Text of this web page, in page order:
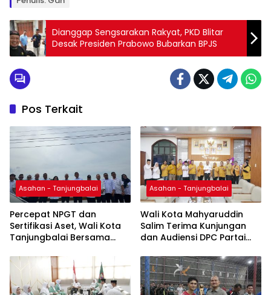
Dianggap Sengsarakan Rakyat, PKD Blitar
Desak Presiden Prabowo Bubarkan BPJS
Pos Terkait
Asahan - Tanjungbalai
Percepat NPGT dan
Sertifikasi Aset, Wali Kota
Tanjungbalai Bersama
Tinjau Pulau Milik Pemko
Asahan - Tanjungbalai
Wali Kota Mahyaruddin
Salim Terima Kunjungan
dan Audiensi DPC Partai